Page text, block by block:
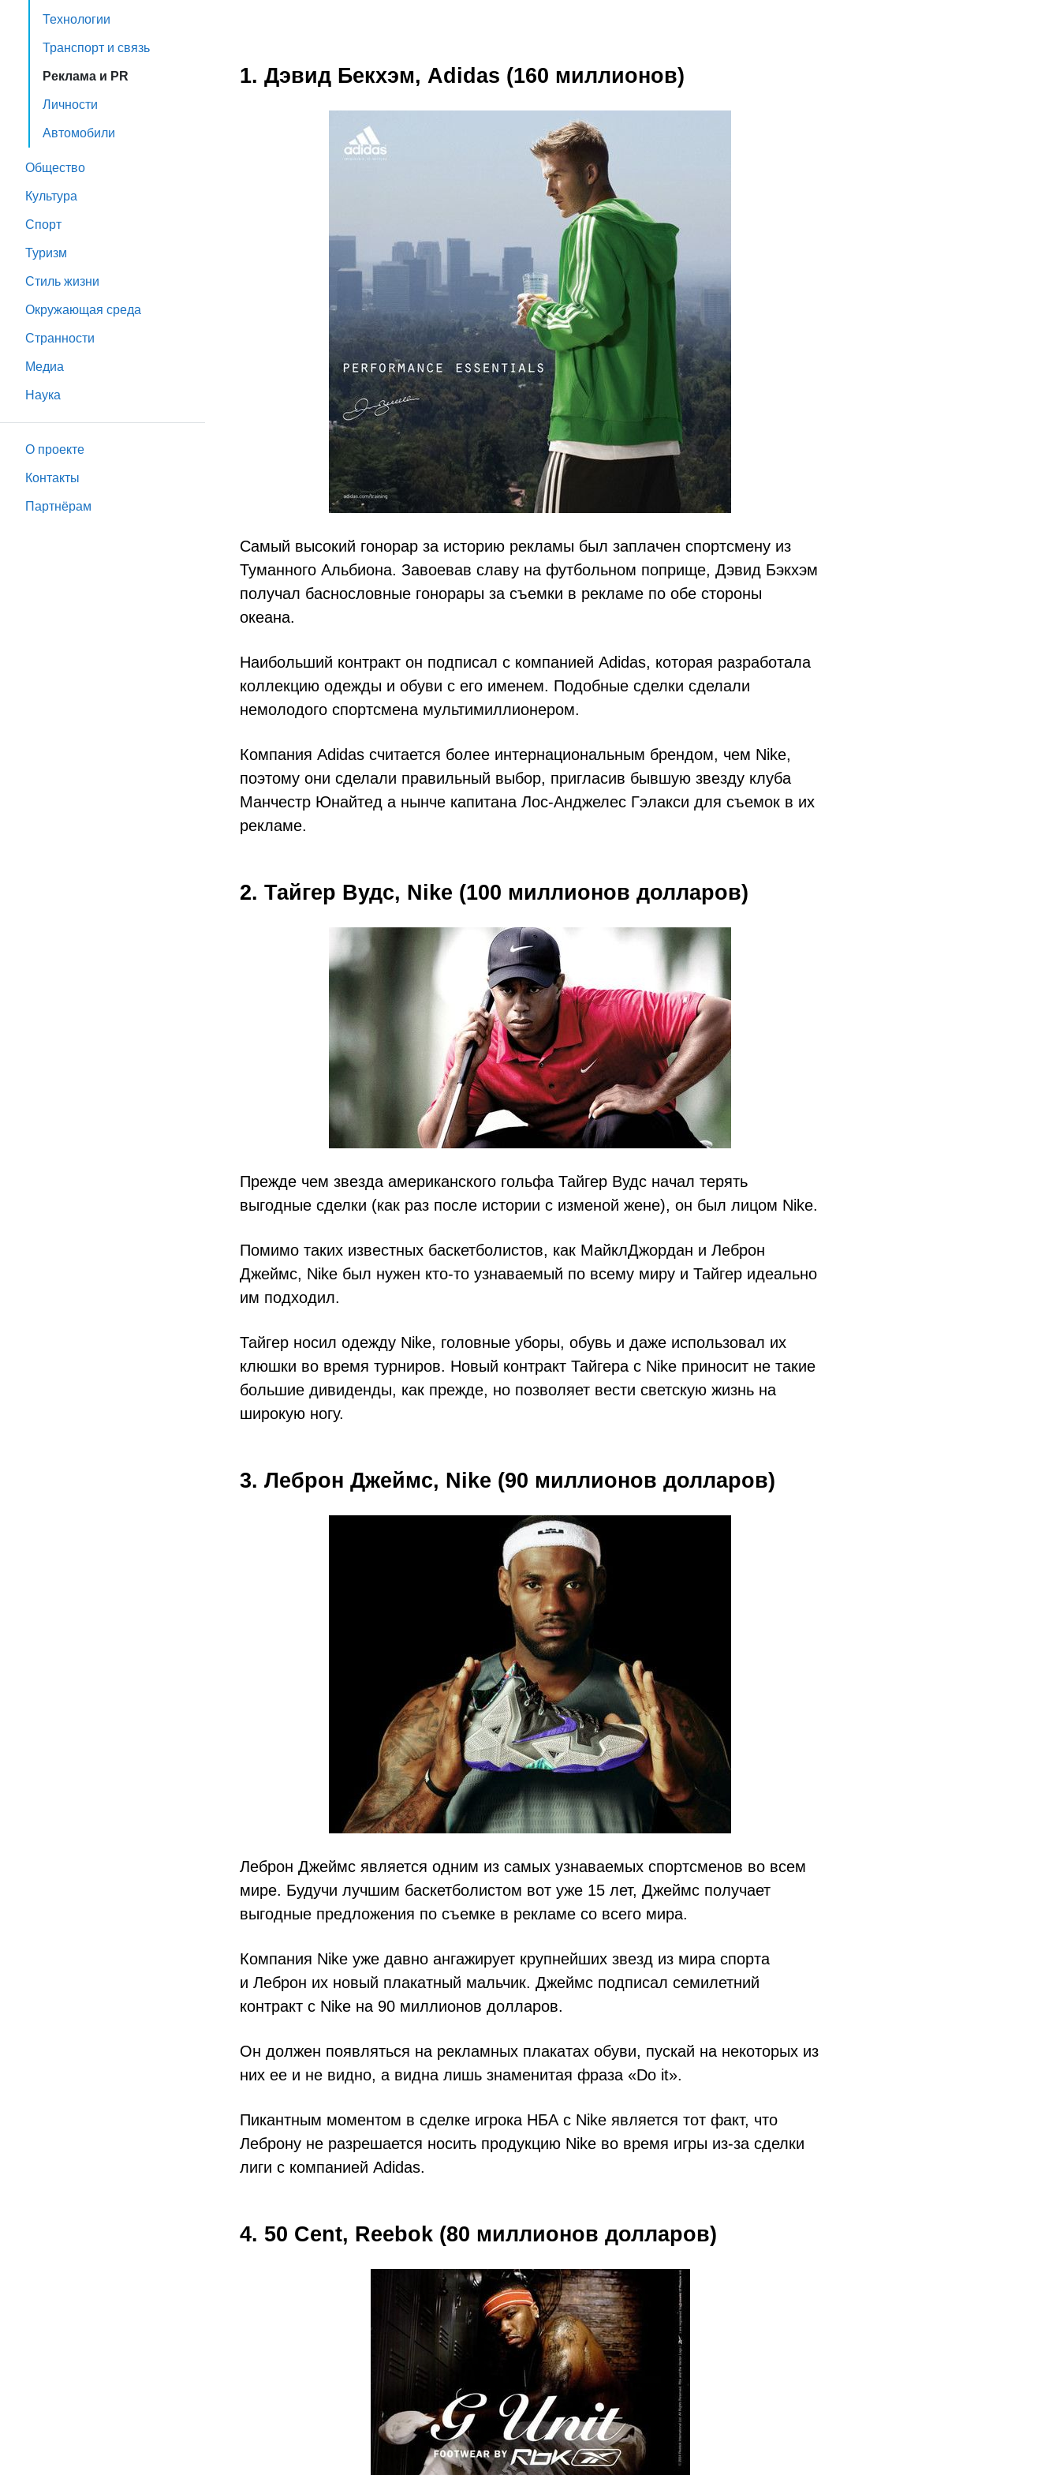
Технологии
Транспорт и связь
Реклама и PR
Личности
Автомобили
Общество
Культура
Спорт
Туризм
Стиль жизни
Окружающая среда
Странности
Медиа
Наука
О проекте
Контакты
Партнёрам
1. Дэвид Бекхэм, Adidas (160 миллионов)
Самый высокий гонорар за историю рекламы был заплачен спортсмену из
Туманного Альбиона. Завоевав славу на футбольном поприще, Дэвид Бэкхэм
получал баснословные гонорары за съемки в рекламе по обе стороны
океана.
Наибольший контракт он подписал с компанией Adidas, которая разработала
коллекцию одежды и обуви с его именем. Подобные сделки сделали
немолодого спортсмена мультимиллионером.
Компания Adidas считается более интернациональным брендом, чем Nike,
поэтому они сделали правильный выбор, пригласив бывшую звезду клуба
Манчестр Юнайтед а нынче капитана Лос-Анджелес Гэлакси для съемок в их
рекламе.
2. Тайгер Вудс, Nike (100 миллионов долларов)
Прежде чем звезда американского гольфа Тайгер Вудс начал терять
выгодные сделки (как раз после истории с изменой жене), он был лицом Nike.
Помимо таких известных баскетболистов, как МайклДжордан и Леброн
Джеймс, Nike был нужен кто-то узнаваемый по всему миру и Тайгер идеально
им подходил.
Тайгер носил одежду Nike, головные уборы, обувь и даже использовал их
клюшки во время турниров. Новый контракт Тайгера с Nike приносит не такие
большие дивиденды, как прежде, но позволяет вести светскую жизнь на
широкую ногу.
3. Леброн Джеймс, Nike (90 миллионов долларов)
Леброн Джеймс является одним из самых узнаваемых спортсменов во всем
мире. Будучи лучшим баскетболистом вот уже 15 лет, Джеймс получает
выгодные предложения по съемке в рекламе со всего мира.
Компания Nike уже давно ангажирует крупнейших звезд из мира спорта
и Леброн их новый плакатный мальчик. Джеймс подписал семилетний
контракт с Nike на 90 миллионов долларов.
Он должен появляться на рекламных плакатах обуви, пускай на некоторых из
них ее и не видно, а видна лишь знаменитая фраза «Do it».
Пикантным моментом в сделке игрока НБА с Nike является тот факт, что
Леброну не разрешается носить продукцию Nike во время игры из-за сделки
лиги с компанией Adidas.
4. 50 Cent, Reebok (80 миллионов долларов)